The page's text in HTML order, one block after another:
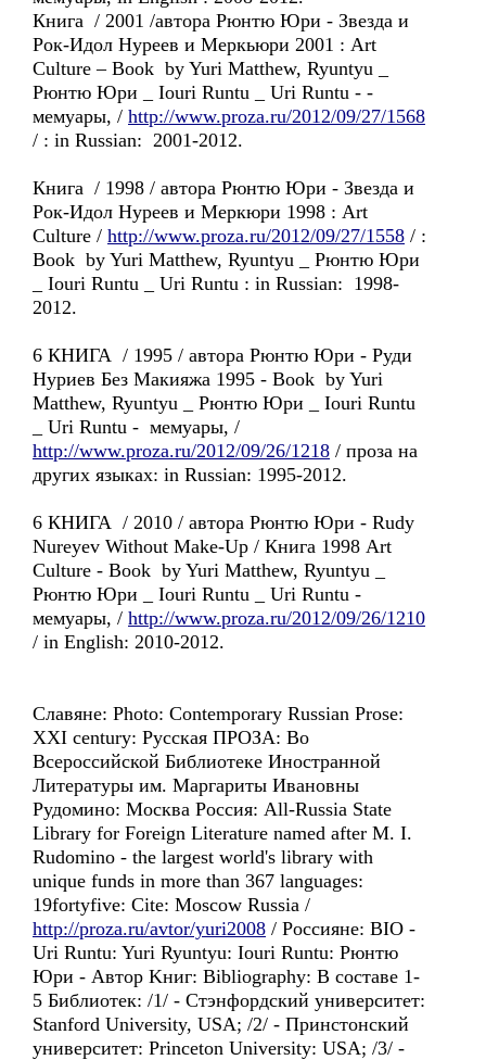
Книга / 2001 /автора Рюнтю Юри - Звезда и
Рок-Идол Нуреев и Меркьюри 2001 : Art
Culture – Book by Yuri Matthew, Ryuntyu _
Рюнтю Юри _ Iouri Runtu _ Uri Runtu - -
мемуары, / http://www.proza.ru/2012/09/27/1568
/ : in Russian: 2001-2012.
Книга / 1998 / автора Рюнтю Юри - Звезда и
Рок-Идол Нуреев и Меркюри 1998 : Art
Culture / http://www.proza.ru/2012/09/27/1558 / :
Book by Yuri Matthew, Ryuntyu _ Рюнтю Юри
_ Iouri Runtu _ Uri Runtu : in Russian: 1998-
2012.
6 КНИГА / 1995 / автора Рюнтю Юри - Руди
Нуриев Без Макияжа 1995 - Book by Yuri
Matthew, Ryuntyu _ Рюнтю Юри _ Iouri Runtu
_ Uri Runtu - мемуары, /
http://www.proza.ru/2012/09/26/1218 / проза на
других языках: in Russian: 1995-2012.
6 КНИГА / 2010 / автора Рюнтю Юри - Rudy
Nureyev Without Make-Up / Книга 1998 Art
Culture - Book by Yuri Matthew, Ryuntyu _
Рюнтю Юри _ Iouri Runtu _ Uri Runtu -
мемуары, / http://www.proza.ru/2012/09/26/1210
/ in English: 2010-2012.
Славянe: Photo: Contemporary Russian Prose:
XXI century: Русскaя ПРОЗА: Bo
Всероссийской Библиотекe Иностранной
Литературы им. Маргариты Ивановны
Рудомино: Москва Россия: All-Russia State
Library for Foreign Literature named after M. I.
Rudomino - the largest world's library with
unique funds in more than 367 languages:
19fortyfive: Cite: Moscow Russia /
http://proza.ru/avtor/yuri2008 / Россиянe: BIO -
Uri Runtu: Yuri Ryuntyu: Iouri Runtu: Рюнтю
Юри - Aвтор Kниг: Bibliography: В составе 1-
5 Библиотек: /1/ - Стэнфордский университет:
Stanford University, USA; /2/ - Принстонский
университет: Princeton University: USA; /3/ -